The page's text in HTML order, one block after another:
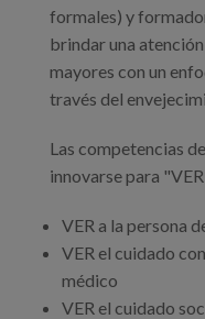
formales) y
brindar una
mayores con un
través del
Las competencias
innovarse para
VER a la persona
VER el cuidado
médico
VER el cuidado